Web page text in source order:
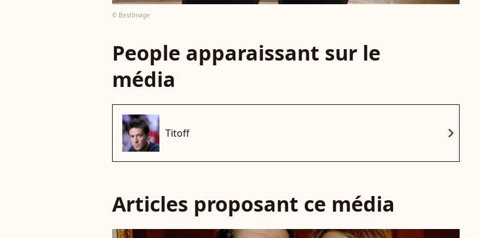
© BestImage
People apparaissant sur le
média
Titoff chevron_right
Articles proposant ce média